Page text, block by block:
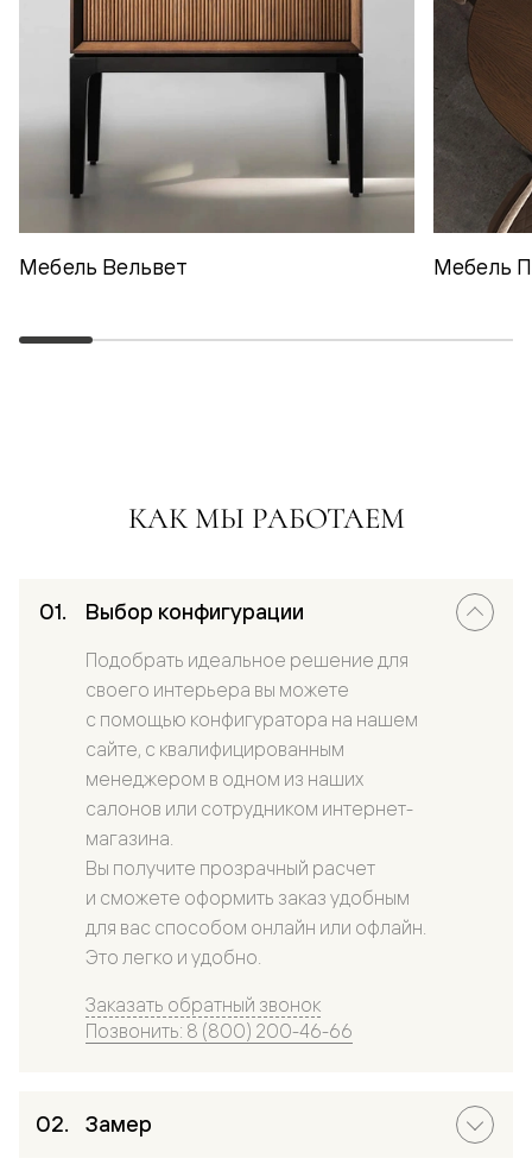
Мебель Вельвет Мебель
КАК МЫ РАБОТАЕМ
Выбор конфигурации
Подобрать идеальное решение для
своего интерьера вы можете
с помощью конфигуратора на нашем
сайте, с квалифицированным
менеджером в одном из наших
салонов или сотрудником интернет-
магазина.
Вы получите прозрачный расчет
и сможете оформить заказ удобным
для вас способом онлайн или офлайн.
Это легко и удобно.
Заказать обратный звонок
Позвонить: 8 (800) 200-46-66
Замер